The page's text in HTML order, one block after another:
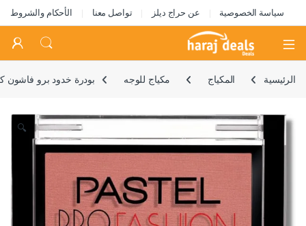
سياسة الخصوصية عن حراج ديلز تواصل معنا الأحكام والشروط
Open
الرئيسية المكياج مكياج للوجه بودرة خدود برو فاشون
🔍